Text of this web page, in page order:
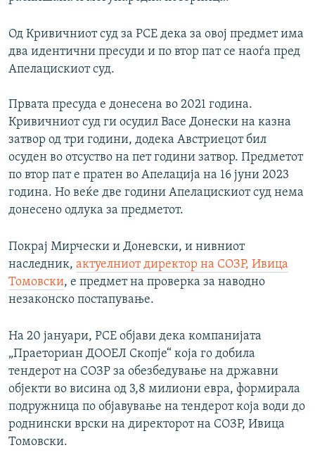
Од Кривичниот суд за РСЕ дека за овој предмет има
два идентични пресуди и по втор пат се наоѓа пред
Апелацискиот суд.
Првата пресуда е донесена во 2021 година.
Кривичниот суд ги осудил Васе Донески на казна
затвор од три години, додека Австриецот бил
осуден во отсуство на пет години затвор. Предметот
по втор пат е пратен во Апелација на 16 јуни 2023
година. Но веќе две години Апелацискиот суд нема
донесено одлука за предметот.
Покрај Мирчески и Доневски, и нивниот
наследник, актуелниот директор на СОЗР, Ивица
Томовски, е предмет на проверка за наводно
незаконско постапување.
На 20 јануари, РСЕ објави дека компанијата
„Праеториан ДООЕЛ Скопје“ која го добила
тендерот на СОЗР за обезбедување на државни
објекти во висина од 3,8 милиони евра, формирала
подружница по објавување на тендерот која води до
роднински врски на директорот на СОЗР, Ивица
Томовски.